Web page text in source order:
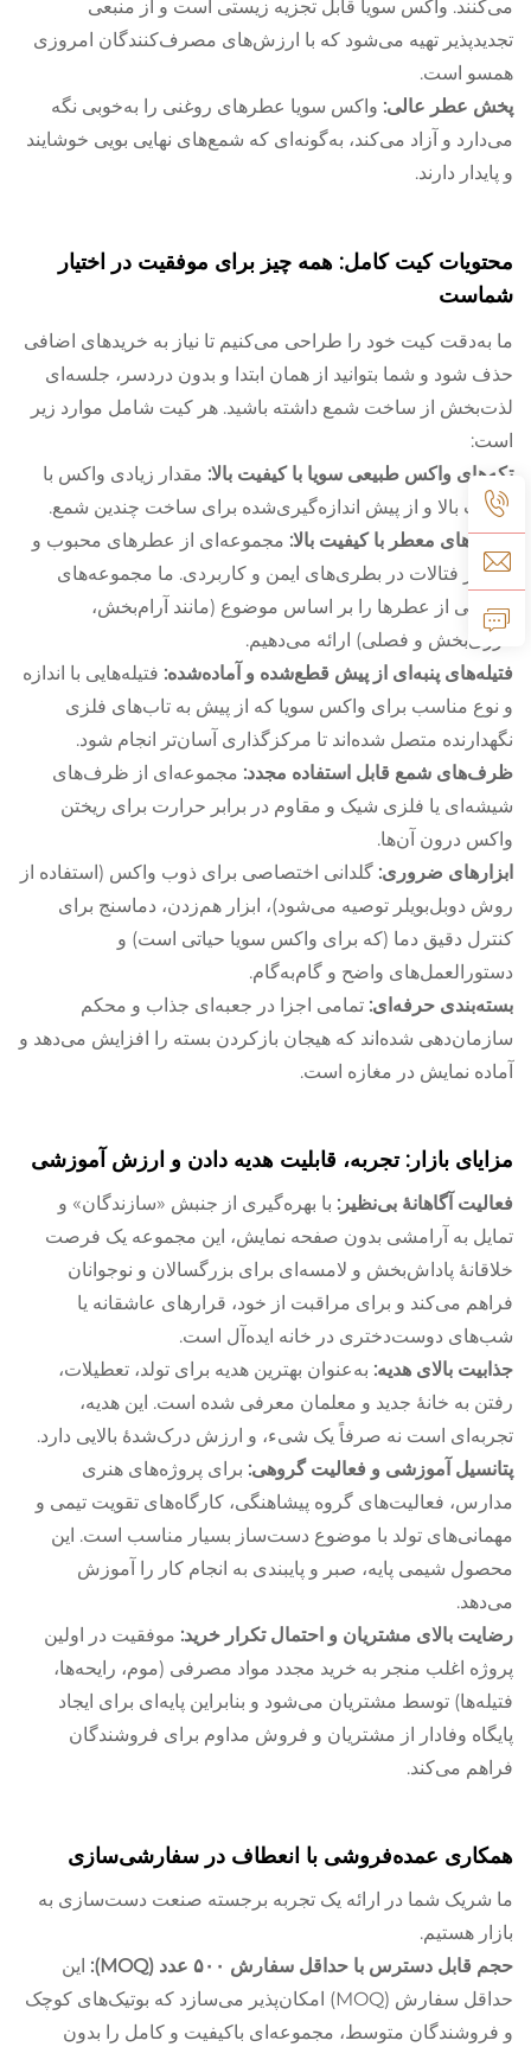
می‌کنند. واکس سویا قابل تجزیه زیستی است و از منبعی
تجدیدپذیر تهیه می‌شود که با ارزش‌های مصرف‌کنندگان امروزی
همسو است.
پخش عطر عالی: واکس سویا عطرهای روغنی را به‌خوبی نگه
می‌دارد و آزاد می‌کند، به‌گونه‌ای که شمع‌های نهایی بویی خوشایند
و پایدار دارند.
محتویات کیت کامل: همه چیز برای موفقیت در اختیار
شماست
ما به‌دقت کیت خود را طراحی می‌کنیم تا نیاز به خریدهای اضافی
حذف شود و شما بتوانید از همان ابتدا و بدون دردسر، جلسه‌ای
لذت‌بخش از ساخت شمع داشته باشید. هر کیت شامل موارد زیر
است:
تکه‌های واکس طبیعی سویا با کیفیت بالا: مقدار زیادی واکس با
کیفیت بالا و از پیش اندازه‌گیری‌شده برای ساخت چندین شمع.
روغن‌های معطر با کیفیت بالا: مجموعه‌ای از عطرهای محبوب و
فری‌از فتالات در بطری‌های ایمن و کاربردی. ما مجموعه‌های
مختلفی از عطرها را بر اساس موضوع (مانند آرام‌بخش،
انرژی‌بخش و فصلی) ارائه می‌دهیم.
فتیله‌های پنبه‌ای از پیش قطع‌شده و آماده‌شده: فتیله‌هایی با اندازه
و نوع مناسب برای واکس سویا که از پیش به تاب‌های فلزی
نگهدارنده متصل شده‌اند تا مرکز‌گذاری آسان‌تر انجام شود.
ظرف‌های شمع قابل استفاده مجدد: مجموعه‌ای از ظرف‌های
شیشه‌ای یا فلزی شیک و مقاوم در برابر حرارت برای ریختن
واکس درون آن‌ها.
ابزارهای ضروری: گلدانی اختصاصی برای ذوب واکس (استفاده از
روش دوبل‌بویلر توصیه می‌شود)، ابزار هم‌زدن، دماسنج برای
کنترل دقیق دما (که برای واکس سویا حیاتی است) و
دستورالعمل‌های واضح و گام‌به‌گام.
بسته‌بندی حرفه‌ای: تمامی اجزا در جعبه‌ای جذاب و محکم
سازمان‌دهی شده‌اند که هیجان بازکردن بسته را افزایش می‌دهد و
آماده نمایش در مغازه است.
مزایای بازار: تجربه، قابلیت هدیه دادن و ارزش آموزشی
فعالیت آگاهانهٔ بی‌نظیر: با بهره‌گیری از جنبش «سازندگان» و
تمایل به آرامشی بدون صفحه نمایش، این مجموعه یک فرصت
خلاقانهٔ پاداش‌بخش و لامسه‌ای برای بزرگسالان و نوجوانان
فراهم می‌کند و برای مراقبت از خود، قرارهای عاشقانه یا
شب‌های دوست‌دختری در خانه ایده‌آل است.
جذابیت بالای هدیه: به‌عنوان بهترین هدیه برای تولد، تعطیلات،
رفتن به خانهٔ جدید و معلمان معرفی شده است. این هدیه،
تجربه‌ای است نه صرفاً یک شیء، و ارزش درک‌شدهٔ بالایی دارد.
پتانسیل آموزشی و فعالیت گروهی: برای پروژه‌های هنری
مدارس، فعالیت‌های گروه پیشاهنگی، کارگاه‌های تقویت تیمی و
مهمانی‌های تولد با موضوع دست‌ساز بسیار مناسب است. این
محصول شیمی پایه، صبر و پایبندی به انجام کار را آموزش
می‌دهد.
رضایت بالای مشتریان و احتمال تکرار خرید: موفقیت در اولین
پروژه اغلب منجر به خرید مجدد مواد مصرفی (موم، رایحه‌ها،
فتیله‌ها) توسط مشتریان می‌شود و بنابراین پایه‌ای برای ایجاد
پایگاه وفادار از مشتریان و فروش مداوم برای فروشندگان
فراهم می‌کند.
همکاری عمده‌فروشی با انعطاف در سفارشی‌سازی
ما شریک شما در ارائه یک تجربه برجسته صنعت دست‌سازی به
بازار هستیم.
حجم قابل دسترس با حداقل سفارش ۵۰۰ عدد (MOQ):
این
حداقل سفارش (MOQ) امکان‌پذیر می‌سازد که بوتیک‌های کوچک
و فروشندگان متوسط، مجموعه‌ای باکیفیت و کامل را بدون